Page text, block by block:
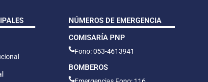
NÚMEROS DE EMERGENCIA
COMISARÍA PNP
Fono: 053-4613941
BOMBEROS